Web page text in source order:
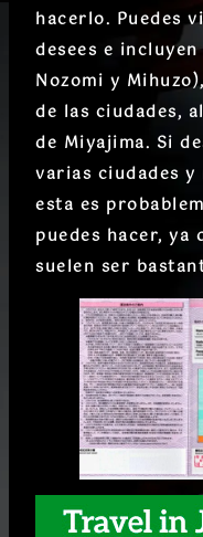
hacerlo. Puedes
desees e
Nozomi y
de las ciudades,
de Miyajima. Si
varias ciudades y
esta es
puedes hacer, ya
suelen ser